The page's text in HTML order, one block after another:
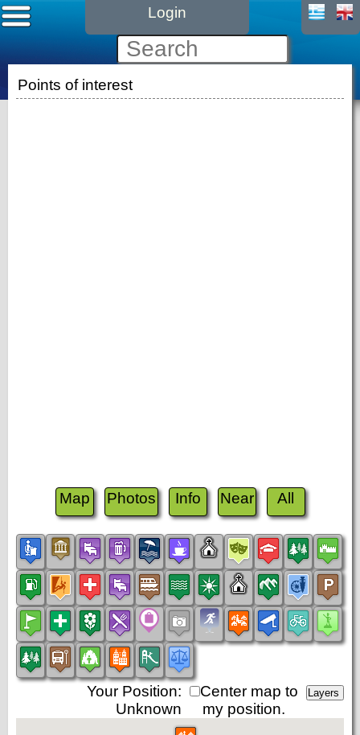
Login
Points of interest
Map Photos Info Near All
Center map to
my position.
Your Position:
Unknown